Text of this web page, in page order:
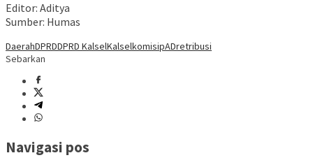
Editor: Aditya
Sumber: Humas
DaerahDPRDDPRD KalselKalselkomisipADretribusi
Sebarkan
Navigasi pos